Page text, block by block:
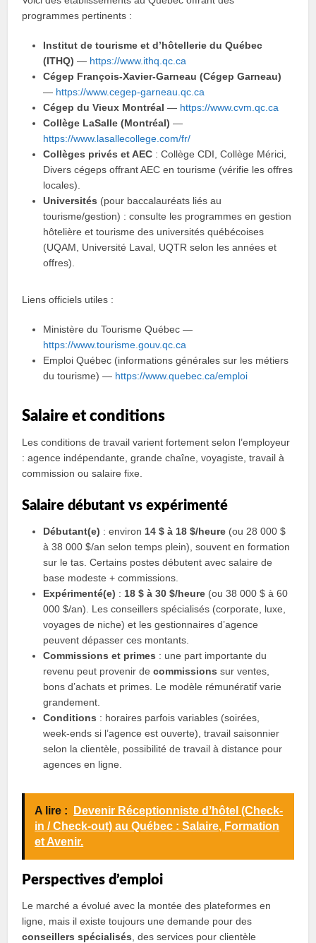
programmes pertinents :
Institut de tourisme et d’hôtellerie du Québec
(ITHQ) — https://www.ithq.qc.ca
Cégep François‑Xavier‑Garneau (Cégep Garneau)
— https://www.cegep-garneau.qc.ca
Cégep du Vieux Montréal — https://www.cvm.qc.ca
Collège LaSalle (Montréal) —
https://www.lasallecollege.com/fr/
Collèges privés et AEC : Collège CDI, Collège Mérici,
Divers cégeps offrant AEC en tourisme (vérifie les offres
locales).
Universités (pour baccalauréats liés au
tourisme/gestion) : consulte les programmes en gestion
hôtelière et tourisme des universités québécoises
(UQAM, Université Laval, UQTR selon les années et
offres).
Liens officiels utiles :
Ministère du Tourisme Québec —
https://www.tourisme.gouv.qc.ca
Emploi Québec (informations générales sur les métiers
du tourisme) — https://www.quebec.ca/emploi
Salaire et conditions
Les conditions de travail varient fortement selon l’employeur
: agence indépendante, grande chaîne, voyagiste, travail à
commission ou salaire fixe.
Salaire débutant vs expérimenté
Débutant(e) : environ 14 $ à 18 $/heure (ou 28 000 $
à 38 000 $/an selon temps plein), souvent en formation
sur le tas. Certains postes débutent avec salaire de
base modeste + commissions.
Expérimenté(e) : 18 $ à 30 $/heure (ou 38 000 $ à 60
000 $/an). Les conseillers spécialisés (corporate, luxe,
voyages de niche) et les gestionnaires d’agence
peuvent dépasser ces montants.
Commissions et primes : une part importante du
revenu peut provenir decommissions sur ventes,
bons d’achats et primes. Le modèle rémunératif varie
grandement.
Conditions : horaires parfois variables (soirées,
week‑ends si l’agence est ouverte), travail saisonnier
selon la clientèle, possibilité de travail à distance pour
agences en ligne.
A lire :
Devenir Réceptionniste dʼhôtel (Check-
in / Check-out) au Québec : Salaire, Formation
et Avenir.
Perspectives d’emploi
Le marché a évolué avec la montée des plateformes en
ligne, mais il existe toujours une demande pour des
conseillers spécialisés , des services pour clientèle